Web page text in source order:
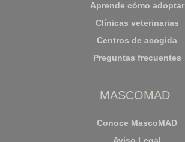
Aprende cómo adoptar
Clínicas veterinarias
Centros de acogida
Preguntas frecuentes
MASCOMAD
Conoce MascoMAD